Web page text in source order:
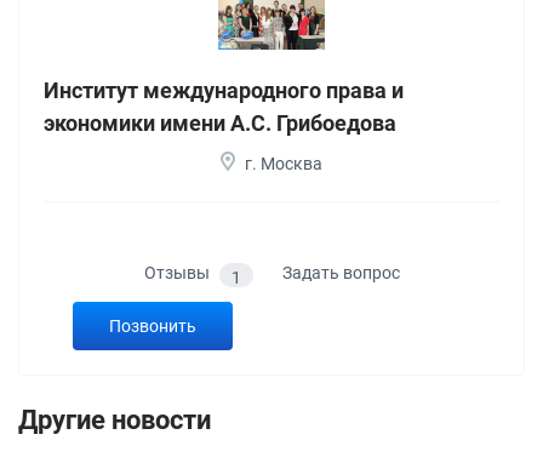
Институт международного права и
экономики имени А.С. Грибоедова
г. Москва
Отзывы 1 Задать вопрос
Позвонить
Другие новости